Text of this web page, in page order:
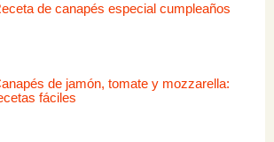
de canapés especial cumpleaños
de jamón, tomate y mozzarella:
fáciles